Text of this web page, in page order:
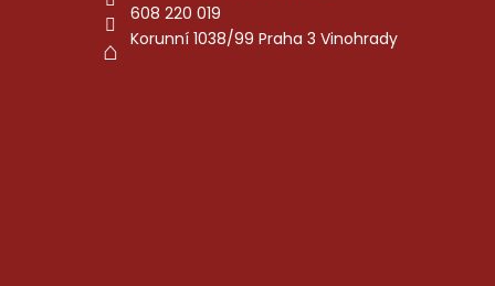
608 220 019
Korunní 1038/99 Praha 3 Vinohrady